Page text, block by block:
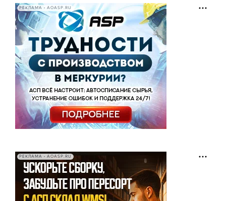
РЕКЛАМА • AOASP.RU
РЕКЛАМА • AOASP.RU